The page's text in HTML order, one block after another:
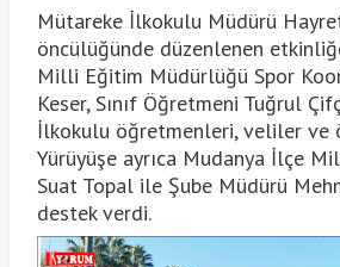
Mütareke İlkokulu Müdürü
öncülüğünde düzenlenen
Milli Eğitim Müdürlüğü Spor
Keser, Sınıf Öğretmeni Tuğrul
İlkokulu öğretmenleri, veliler ve
Yürüyüşe ayrıca Mudanya İlçe
Suat Topal ile Şube Müdürü
destek verdi.